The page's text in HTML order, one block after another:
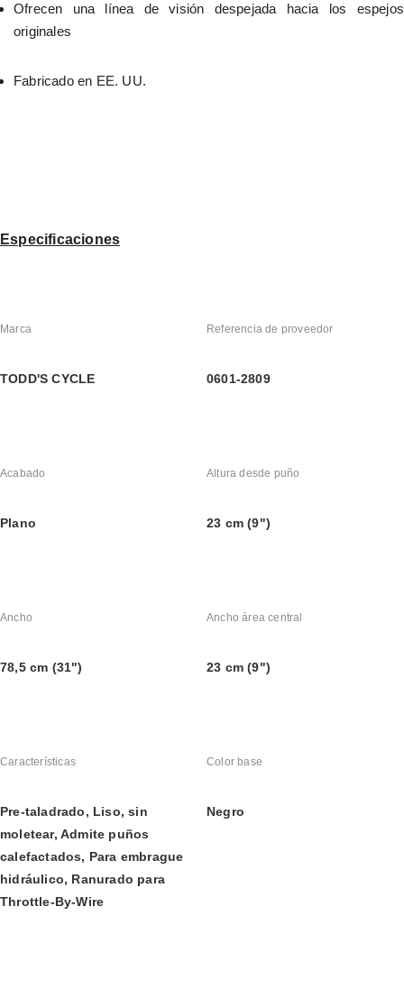
Ofrecen una línea de visión despejada hacia los espejos
originales
Fabricado en EE. UU.
Especificaciones
Marca
TODD'S CYCLE
Referencia de proveedor
0601-2809
Acabado
Plano
Altura desde puño
23 cm (9")
Ancho
78,5 cm (31")
Ancho área central
23 cm (9")
Características
Pre-taladrado, Liso, sin
moletear, Admite puños
calefactados, Para embrague
hidráulico, Ranurado para
Throttle-By-Wire
Color base
Negro